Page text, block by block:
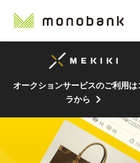
オークションサービスのご利用は
ラから